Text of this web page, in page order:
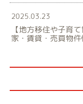
2025.03.23
【地方移住や子育
家・賃貸・売買物